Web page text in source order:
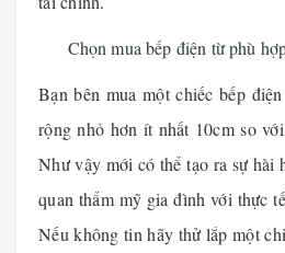
Chọn mua bếp điện từ phù
Bạn bên mua một chiếc bếp
rộng nhỏ hơn ít nhất 10cm so
Như vậy mới có thể tạo ra sự hài
quan thẩm mỹ gia đình với thực
Nếu không tin hãy thử lắp một